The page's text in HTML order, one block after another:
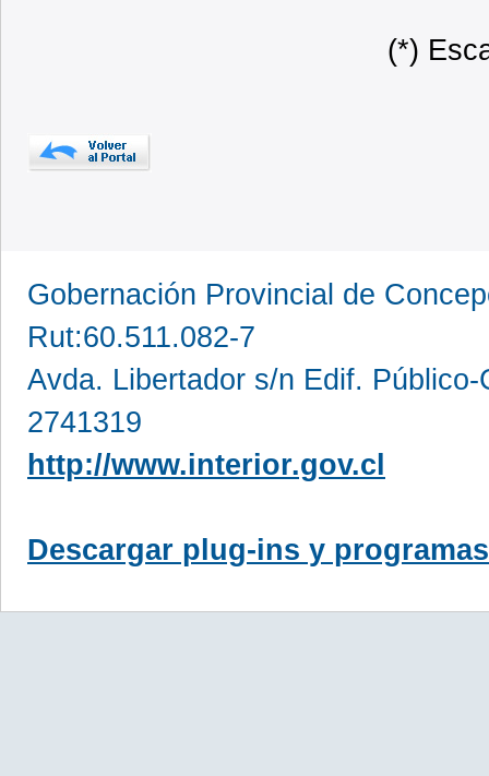
(*)
Gobernación Provincial de
Rut:60.511.082-7
Avda. Libertador s/n Edif.
2741319
http://www.interior.gov.cl
Descargar plug-ins y